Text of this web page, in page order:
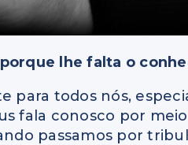
lhe falta o
para todos nós,
fala conosco por
passamos por